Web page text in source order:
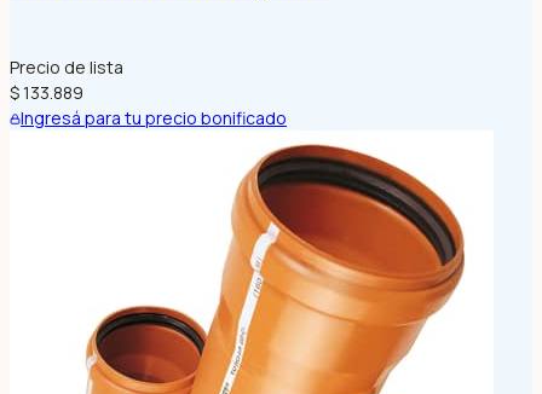
Precio de lista
$ 133.889
Ingresá para tu precio bonificado